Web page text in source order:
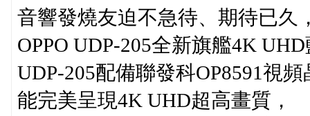
音響發燒友迫不急待、期待已久
OPPO UDP-205全新旗艦4K
UDP-205配備聯發科OP8591視頻
能完美呈現4K UHD超高畫質，